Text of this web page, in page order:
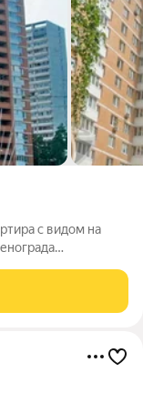
с видом на
в престижном
2006